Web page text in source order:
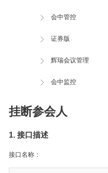
会中管控
证券版
辉瑞会议管理
会中监控
挂断参会人
1. 接口描述
接口名称：